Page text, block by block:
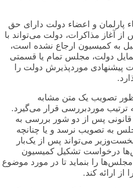
و اعضاء دولت دارای حق
آغاز مذاکرات، دولت می‌تواند با
به کمیسیون ارجاع نشده است،
دولت، مجلس تمام یا قسمتی
پیشنهادی موردپذیرش دولت را
تصویب یک متن مشابه
موردبررسی قرار می‌گیرد.
قانونی پس از دو شور بررسی به
به تصویب نرسد و یا چنانچه
می‌تواند پس از یک‌بار
درخواست تشکیل کمیسیون
را بنماید تا در مورد موضوع
از ارائه کند.